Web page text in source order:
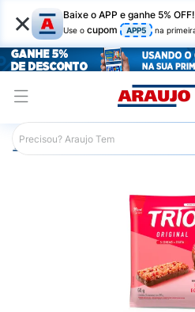
× Baixe o APP e ganhe 5% OFF!
Use o cupom APP5 na
Araujo Nutrição Saudável